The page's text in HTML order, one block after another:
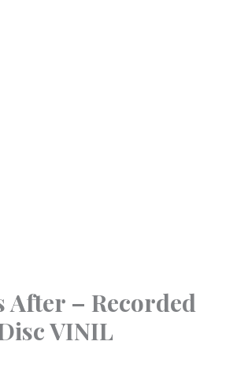
After – Recorded
VINIL